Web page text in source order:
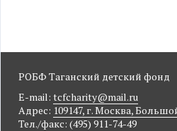
РОБФ Таганский детский фонд
E-mail: tcfcharity@mail.ru
Адрес: 109147, г. Москва,
Тел./факс: (495) 911-74-49